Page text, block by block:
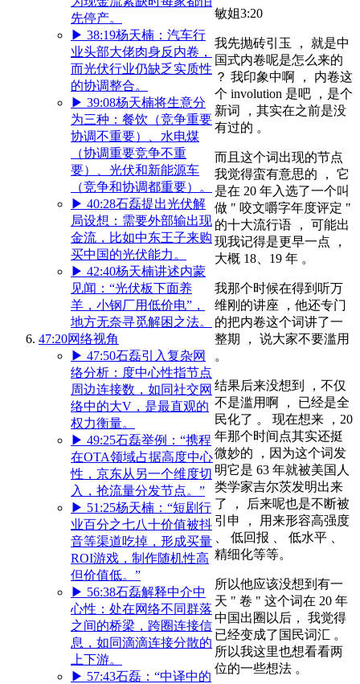
先停产。
▶ 38:19杨天楠：汽车行
业头部大佬肉身反内卷，
而光伏行业仍缺乏实质性
的协调整合。
▶ 39:08杨天楠将生意分
为三种：餐饮（竞争重要
协调不重要）、水电煤
（协调重要竞争不重
要）、光伏和新能源车
（竞争和协调都重要）。
▶ 40:28石磊提出光伏解
局设想：需要外部输出现
金流，比如中东王子来购
买中国的光伏能力。
▶ 42:40杨天楠讲述内蒙
见闻：“光伏板下面养
羊，小钢厂用低价电”，
地方无奈寻觅解困之法。
47:20网络视角
▶ 47:50石磊引入复杂网
络分析：度中心性指节点
周边连接数，如同社交网
络中的大V，是最直观的
权力衡量。
▶ 49:25石磊举例：“携程
在OTA领域占据高度中心
性，京东从另一个维度切
入，抢流量分发节点。”
▶ 51:25杨天楠：“短剧行
业百分之七八十价值被抖
音等渠道吃掉，形成买量
ROI游戏，制作随机性高
但价值低。”
▶ 56:38石磊解释中介中
心性：处在网络不同群落
之间的桥梁，跨圈连接信
息，如同滴滴连接分散的
上下游。
▶ 57:43石磊：“中译中的
敏姐3:20
我先抛砖引玉 ， 就是中
国式内卷呢是怎么来的
？ 我印象中啊 ， 内卷这
个 involution 是吧 ，是个
新词 ，其实在之前是没
有过的 。
而且这个词出现的节点
我觉得蛮有意思的 ， 它
是在 20 年入选了一个叫
做 " 咬文嚼字年度评定 "
的十大流行语 ， 可能出
现我记得是更早一点 ，
大概 18、19 年 。
我那个时候在得到听万
维刚的讲座 ，他还专门
的把内卷这个词讲了一
整期 ， 说大家不要滥用
。
结果后来没想到 ，不仅
不是滥用啊 ， 已经是全
民化了 。 现在想来 ，20
年那个时间点其实还挺
微妙的 ，因为这个词发
明它是 63 年就被美国人
类学家吉尔茨发明出来
了 ， 后来呢也是不断被
引申 ， 用来形容高强度
、 低回报 、 低水平 、
精细化等等。
所以他应该没想到有一
天 " 卷 " 这个词在 20 年
中国出圈以后， 我觉得
已经变成了国民词汇 。
所以我这里也想看看两
位的一些想法 。